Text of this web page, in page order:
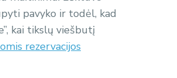
pavyko ir todėl, kad
kai tikslų viešbutį
rezervacijos